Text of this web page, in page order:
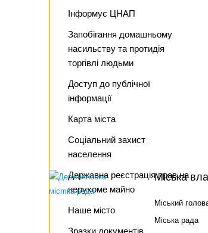
Інформує ЦНАП
Запобігання домашньому
насильству та протидія
торгівлі людьми
Доступ до публічної
інформації
Карта міста
Соціальний захист
населення
Державна реєстрація прав на
нерухоме майно
Наше місто
Зразки документів
Міська
Міський
Міська рада